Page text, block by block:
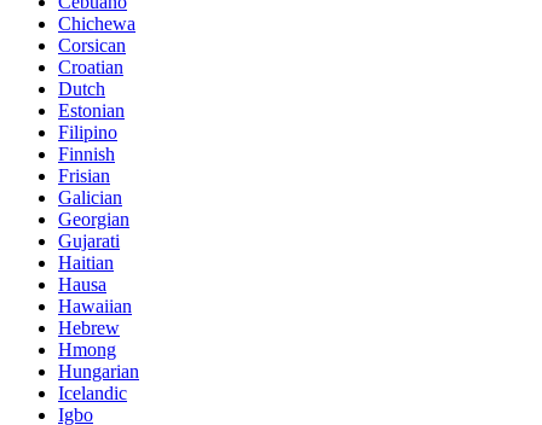
Chichewa
Corsican
Croatian
Dutch
Estonian
Filipino
Finnish
Frisian
Galician
Georgian
Gujarati
Haitian
Hausa
Hawaiian
Hebrew
Hmong
Hungarian
Icelandic
Igbo